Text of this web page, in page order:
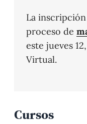
La
proceso de
este jueves
Virtual.
Cursos